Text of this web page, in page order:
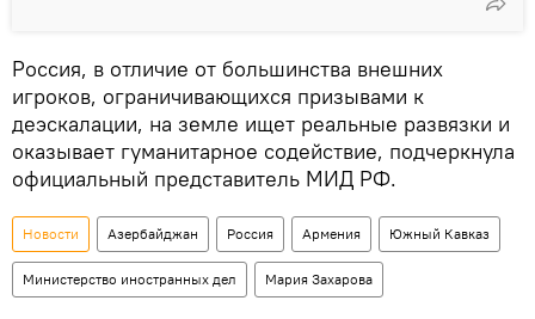
Россия, в отличие от большинства внешних
игроков, ограничивающихся призывами к
деэскалации, на земле ищет реальные развязки и
оказывает гуманитарное содействие, подчеркнула
официальный представитель МИД РФ.
Новости Азербайджан Россия Армения Южный Кавказ
Министерство иностранных дел Мария Захарова